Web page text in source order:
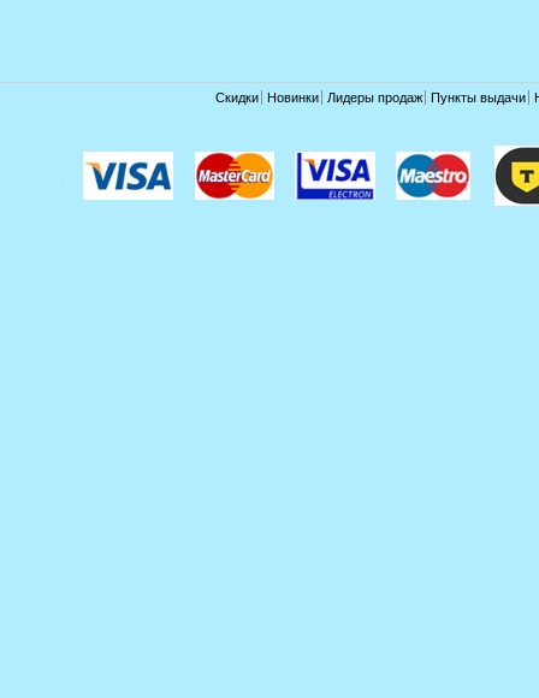
Скидки Новинки Лидеры продаж Пункты выдачи